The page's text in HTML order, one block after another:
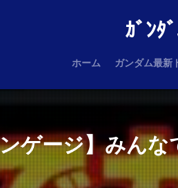
ｶﾞﾝﾀ
ホーム ガンダム最新
ゲージ】みん